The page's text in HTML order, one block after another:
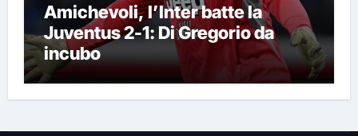
Amichevoli, l’Inter batte la
Juventus 2-1: Di Gregorio da
incubo